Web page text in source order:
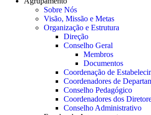
Sobre Nós
Visão, Missão e Metas
Organização e Estrutura
Direção
Conselho Geral
Membros
Documentos
Coordenação de
Coordenadores de
Conselho Pedagógico
Coordenadores dos
Conselho Administrativo